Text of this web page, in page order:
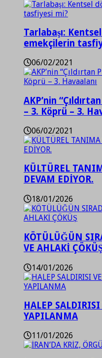
Tarlabaşı:
emekçilerin
06/02/2021
AKP’nin
– 3. Köprü – 3.
06/02/2021
KÜLTÜREL
DEVAM EDİYOR.
18/01/2026
KÖTÜLÜĞÜN
VE AHLAKİ
14/01/2026
HALEP
YAPILANMA
11/01/2026